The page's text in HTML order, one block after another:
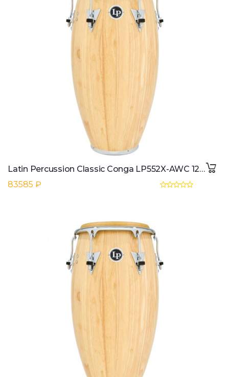
Latin Percussion Classic Conga LP552X-AWC 12 1/2" Tumbal, Natural
83585 ₽